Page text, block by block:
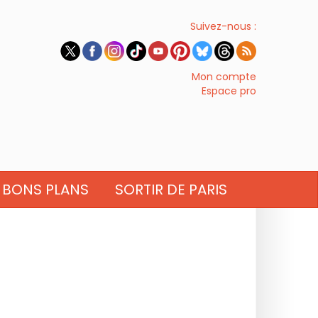
Suivez-nous :
Mon compte
Espace pro
BONS PLANS SORTIR DE PARIS